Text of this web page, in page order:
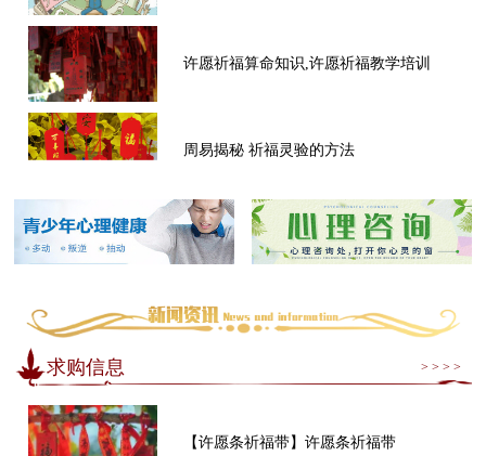
许愿祈福算命知识,许愿祈福教学培训
周易揭秘 祈福灵验的方法
求购信息 > > > >
【许愿条祈福带】许愿条祈福带